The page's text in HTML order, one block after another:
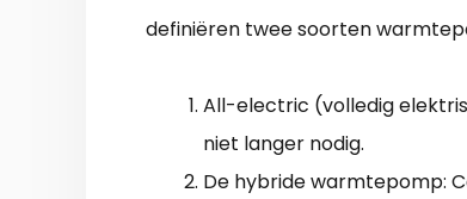
definiëren twee soorten
All-electric (volledig
niet langer nodig.
De hybride warmtepomp: